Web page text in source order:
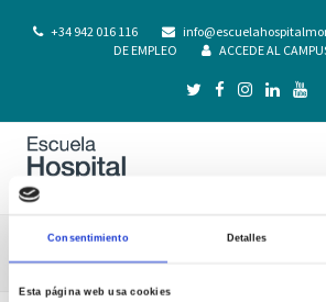
Consentimiento Detalles
Esta página web usa cookies
+34 942 016 116
DE EMPLEO
ACCEDE AL
DI-PI. Mompía 18.19